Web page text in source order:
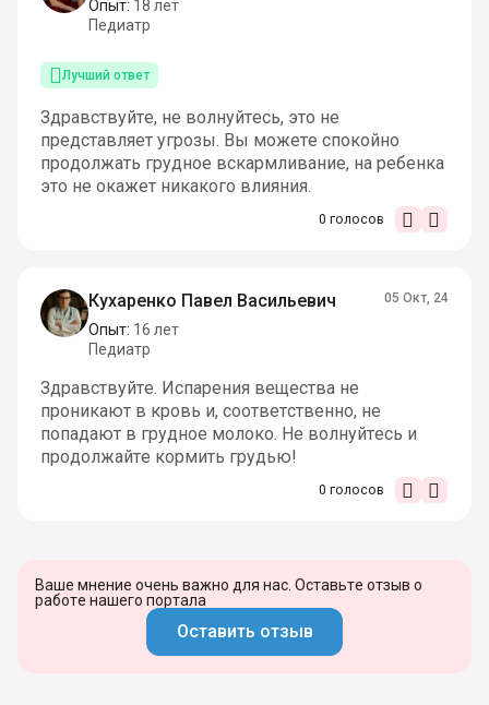
Опыт: 18 лет
Педиатр
Лучший ответ
Здравствуйте, не волнуйтесь, это не
представляет угрозы. Вы можете спокойно
продолжать грудное вскармливание, на ребенка
это не окажет никакого влияния.
0 голосов
Кухаренко Павел Васильевич
Опыт: 16 лет
Педиатр
05 Окт, 24
Здравствуйте. Испарения вещества не
проникают в кровь и, соответственно, не
попадают в грудное молоко. Не волнуйтесь и
продолжайте кормить грудью!
0 голосов
Ваше мнение очень важно для нас. Оставьте отзыв о
работе нашего портала
Оставить отзыв